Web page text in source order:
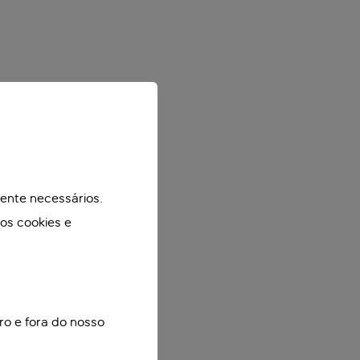
necessários.
cookies e
e fora do nosso